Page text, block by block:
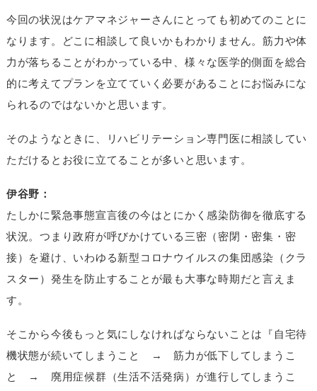
今回の状況はケアマネジャーさんにとっても初めてのことに
なります。どこに相談して良いかもわかりません。筋力や体
力が落ちることがわかっている中、様々な医学的側面を総合
的に考えてプランを立てていく必要があることにお悩みにな
られるのではないかと思います。
そのようなときに、リハビリテーション専門医に相談してい
ただけるとお役に立てることが多いと思います。
伊谷野：
たしかに緊急事態宣言後の今はとにかく感染防御を徹底する
状況。つまり政府が呼びかけている三密（密閉・密集・密
接）を避け、いわゆる新型コロナウイルスの集団感染（クラ
スター）発生を防止することが最も大事な時期だと言えま
す。
そこから今後もっと気にしなければならないことは『自宅待
機状態が続いてしまうこと → 筋力が低下してしまうこ
と → 廃用症候群（生活不活発病）が進行してしまうこ